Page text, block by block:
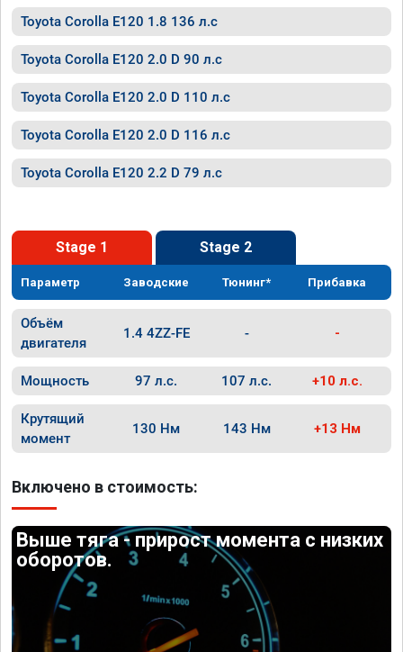
Toyota Corolla E120 1.8 136 л.с
Toyota Corolla E120 2.0 D 90 л.с
Toyota Corolla E120 2.0 D 110 л.с
Toyota Corolla E120 2.0 D 116 л.с
Toyota Corolla E120 2.2 D 79 л.с
Stage 1 Stage 2
Параметр Заводские Тюнинг* Прибавка
Объём
двигателя
1.4 4ZZ-FE - -
Мощность 97 л.с. 107 л.с. +10 л.с.
Крутящий
момент
130 Нм 143 Нм +13 Нм
Включено в стоимость:
Выше тяга - прирост момента с низких
оборотов.